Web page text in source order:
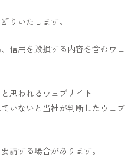
りいたします。
信用を毀損する内容を含むウェ
思われるウェブサイト
いないと当社が判断したウェブ
請する場合があります。